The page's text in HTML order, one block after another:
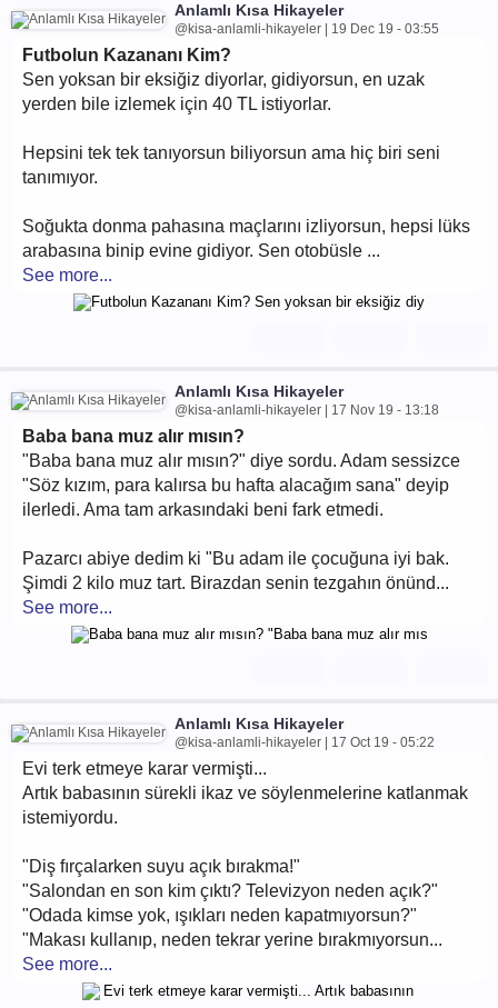
Anlamlı Kısa Hikayeler
@kisa-anlamli-hikayeler | 19 Dec 19 - 03:55
Futbolun Kazananı Kim?
Sen yoksan bir eksiğiz diyorlar, gidiyorsun, en uzak
yerden bile izlemek için 40 TL istiyorlar.
Hepsini tek tek tanıyorsun biliyorsun ama hiç biri seni
tanımıyor.
Soğukta donma pahasına maçlarını izliyorsun, hepsi lüks
arabasına binip evine gidiyor. Sen otobüsle ...
See more...
Anlamlı Kısa Hikayeler
@kisa-anlamli-hikayeler | 17 Nov 19 - 13:18
Baba bana muz alır mısın?
"Baba bana muz alır mısın?" diye sordu. Adam sessizce
"Söz kızım, para kalırsa bu hafta alacağım sana" deyip
ilerledi. Ama tam arkasındaki beni fark etmedi.
Pazarcı abiye dedim ki "Bu adam ile çocuğuna iyi bak.
Şimdi 2 kilo muz tart. Birazdan senin tezgahın önünd...
See more...
Anlamlı Kısa Hikayeler
@kisa-anlamli-hikayeler | 17 Oct 19 - 05:22
Evi terk etmeye karar vermişti...
Artık babasının sürekli ikaz ve söylenmelerine katlanmak
istemiyordu.
"Diş fırçalarken suyu açık bırakma!"
"Salondan en son kim çıktı? Televizyon neden açık?"
"Odada kimse yok, ışıkları neden kapatmıyorsun?"
"Makası kullanıp, neden tekrar yerine bırakmıyorsun...
See more...